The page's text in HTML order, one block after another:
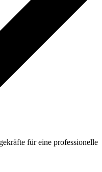
für eine professionelle